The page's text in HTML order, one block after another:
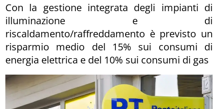
Con la gestione integrata degli impianti di
illuminazione e di
riscaldamento/raffreddamento è previsto un
risparmio medio del 15% sui consumi di
energia elettrica e del 10% sui consumi di gas